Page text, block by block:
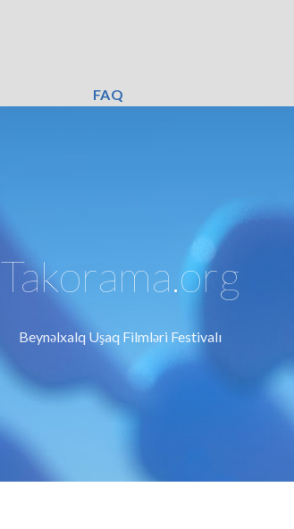
FAQ
Takorama.org
Beynəlxalq Uşaq Filmləri Festivalı